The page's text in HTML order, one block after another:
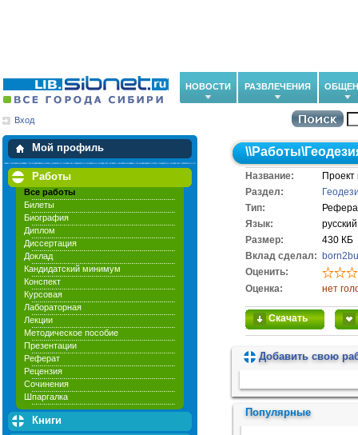
НОВОСТИ РАЗВЛЕЧЕНИЯ
Вход
Мой профиль
Мои закладки
Работы
Все работы
Билеты
Биография
Диплом
Диссертация
Доклад
Кандидатский минимум
Конспект
Курсовая
Лабораторная
Лекции
Методическое пособие
Презентации
Реферат
Рецензия
Сочинения
Шпаргалка
Книги
\\Работы\
Название:
Проект
Раздел:
Тип:
Язык:
русский
Размер:
430 КБ
Вклад сделал:
Оценить:
Оценка:
нет
Скачать
Добавить свою
Популярные